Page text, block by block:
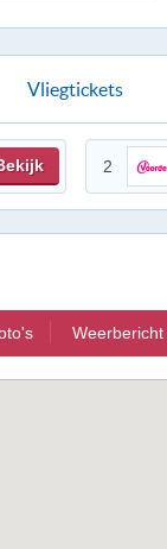
Vliegtickets
2
Weerbericht